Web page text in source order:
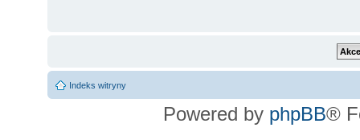
Indeks witryny
Powered by phpBB®